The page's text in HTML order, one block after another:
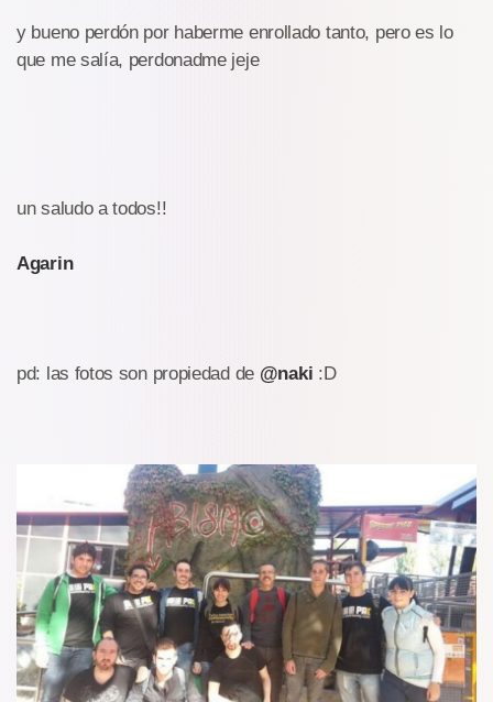
y bueno perdón por haberme enrollado tanto, pero es lo
que me salía, perdonadme jeje
un saludo a todos!!
Agarin
pd: las fotos son propiedad de @naki :D